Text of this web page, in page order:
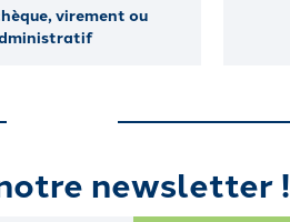
virement ou
newsletter !